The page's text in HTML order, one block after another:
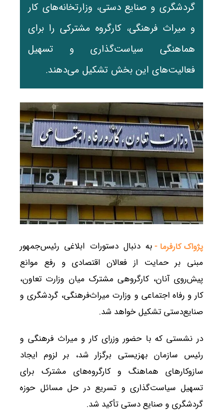
گردشگری و صنایع دستی، وزارتخانه‌های کار
و میراث فرهنگی، کارگروه مشترکی را برای
هماهنگی سیاست‌گذاری و تسهیل
فعالیت‌های این بخش تشکیل می‌دهند.
پژواک کارفرما - به دنبال دستورات ابلاغی رئیس‌جمهور
مبنی بر حمایت از فعالان اقتصادی و رفع موانع
پیش‌روی آنان، کارگروهی مشترک میان وزارت تعاون،
کار و رفاه اجتماعی و وزارت میراث‌فرهنگی، گردشگری و
صنایع‌دستی تشکیل خواهد شد.
در نشستی که با حضور وزرای کار و میراث فرهنگی و
رئیس سازمان بهزیستی برگزار شد، بر لزوم ایجاد
سازوکارهای هماهنگ و کارگروه‌های مشترک برای
تسهیل سیاست‌گذاری و تسریع در حل مسائل حوزه
گردشگری و صنایع دستی تأکید شد.